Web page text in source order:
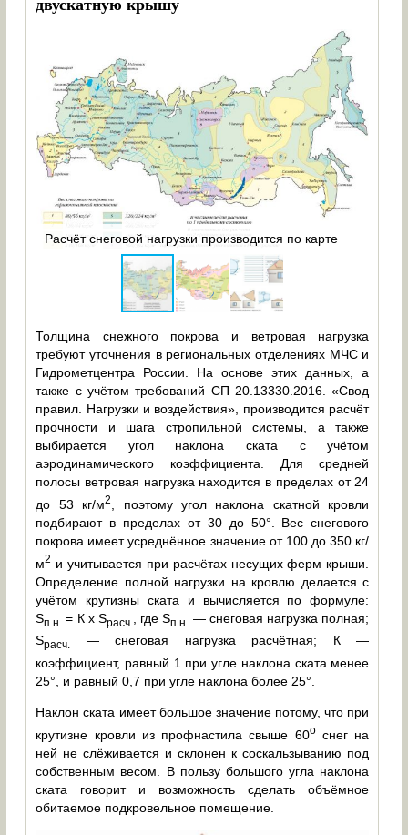
Расчёт снеговой нагрузки производится по карте
Толщина снежного покрова и ветровая нагрузка
требуют уточнения в региональных отделениях МЧС и
Гидрометцентра России. На основе этих данных, а
также с учётом требований СП 20.13330.2016. «Свод
правил. Нагрузки и воздействия», производится расчёт
прочности и шага стропильной системы, а также
выбирается угол наклона ската с учётом
аэродинамического коэффициента. Для средней
полосы ветровая нагрузка находится в пределах от 24
до 53 кг/м2
, поэтому угол наклона скатной кровли
подбирают в пределах от 30 до 50°. Вес снегового
покрова имеет усреднённое значение от 100 до 350 кг/
м2 и учитывается при расчётах несущих ферм крыши.
Определение полной нагрузки на кровлю делается с
учётом крутизны ската и вычисляется по формуле:
Sп.н. = К х Sрасч. , где Sп.н.
— снеговая нагрузка полная;
Sрасч.
— снеговая нагрузка расчётная; К —
коэффициент, равный 1 при угле наклона ската менее
25°, и равный 0,7 при угле наклона более 25°.
Наклон ската имеет большое значение потому, что при
крутизне кровли из профнастила свыше 60оснег на
ней не слёживается и склонен к соскальзыванию под
собственным весом. В пользу большого угла наклона
ската говорит и возможность сделать объёмное
обитаемое подкровельное помещение.